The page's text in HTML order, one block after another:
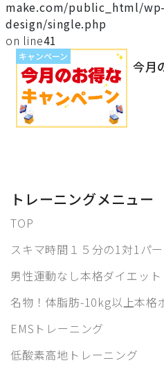
make.com/public_html/
design/single.php
on line41
キャンペーン
今月
トレーニングメニュー
TOP
スキマ時間１５分の1対1パ
男性運動なし本格ダイエット
名物！体脂肪-10kg以上本格
EMSトレーニング
低酸素高地トレーニング